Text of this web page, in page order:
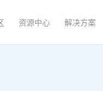
资源中心 解决方案